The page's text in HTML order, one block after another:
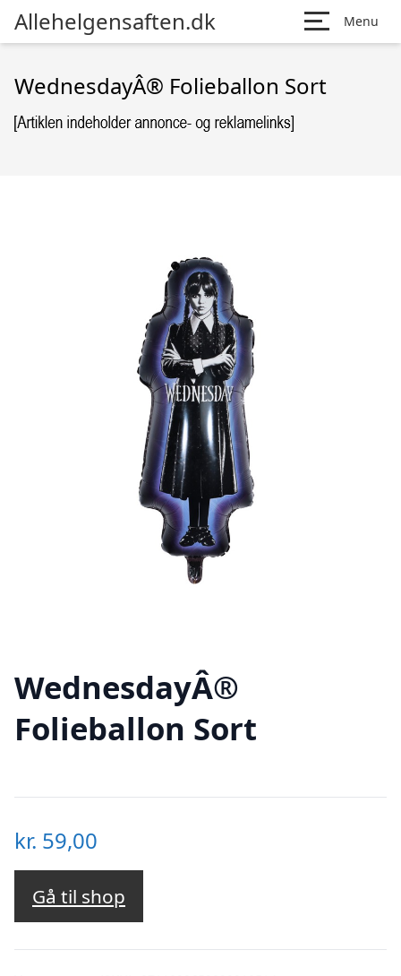
Allehelgensaften.dk Menu
WednesdayÂ® Folieballon Sort
WednesdayÂ®
Folieballon Sort
kr. 59,00
Gå til shop